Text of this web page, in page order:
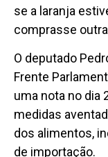
se a laranja
comprasse
O deputado
Frente
uma nota no dia
medidas
dos alimentos,
de importação.